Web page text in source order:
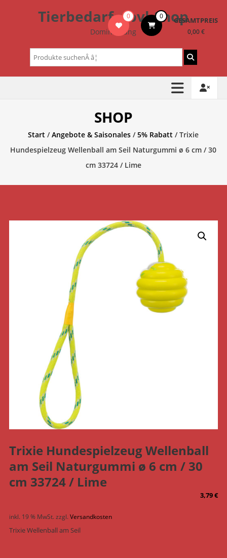
Tierbedarf – bvl-Shop
Dominik Lang
0 0 GESAMTPREIS
0,00 €
Suchen
nach:
SHOP
Start /Angebote & Saisonales /5% Rabatt / Trixie
Hundespielzeug Wellenball am Seil Naturgummi ø 6 cm / 30
cm 33724 / Lime
Trixie Hundespielzeug Wellenball
am Seil Naturgummi ø 6 cm / 30
cm 33724 / Lime
3,79€
inkl. 19 % MwSt. zzgl. Versandkosten
Trixie Wellenball am Seil